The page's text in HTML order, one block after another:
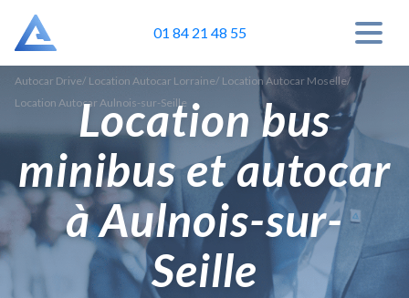
01 84 21 48 55
Autocar Drive/ Location Autocar Lorraine/ Location Autocar Moselle/
Location Autocar Aulnois-sur-Seille
Location bus
minibus et autocar
à Aulnois-sur-
Seille